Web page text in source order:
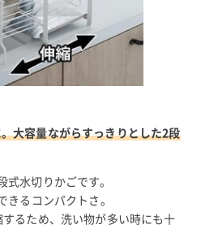
大容量ながらすっきりとした2段
水切りかごです。
るコンパクトさ。
るため、洗い物が多い時にも十